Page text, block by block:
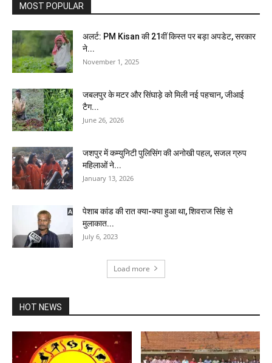
MOST POPULAR
अलर्ट: PM Kisan की 21वीं किस्त पर बड़ा अपडेट, सरकार
ने...
November 1, 2025
जबलपुर के मटर और सिंघाड़े को मिली नई पहचान, जीआई
टैग...
June 26, 2026
जशपुर में कम्युनिटी पुलिसिंग की अनोखी पहल, सजल ग्रुप
महिलाओं ने...
January 13, 2026
पेशाब कांड की रात क्या-क्या हुआ था, शिवराज सिंह से
मुलाकात...
July 6, 2023
Load more
HOT NEWS